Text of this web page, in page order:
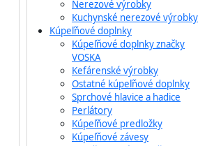
Nerezové výrobky
Kuchynské nerezové výrobky
Kúpeľňové doplnky
Kúpeľňové doplnky značky
VOSKA
Kefárenské výrobky
Ostatné kúpeľňové doplnky
Sprchové hlavice a hadice
Perlátory
Kúpeľňové predložky
Kúpeľňové závesy